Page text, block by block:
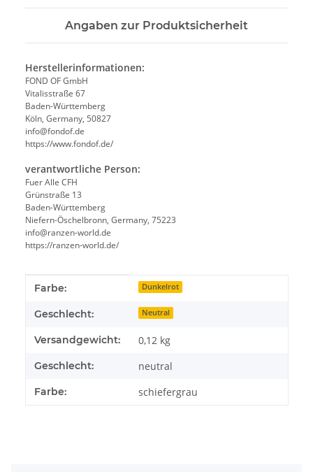
Angaben zur Produktsicherheit
Herstellerinformationen:
FOND OF GmbH
Vitalisstraße 67
Baden-Württemberg
Köln, Germany, 50827
info@fondof.de
https://www.fondof.de/
verantwortliche Person:
Fuer Alle CFH
Grünstraße 13
Baden-Württemberg
Niefern-Öschelbronn, Germany, 75223
info@ranzen-world.de
https://ranzen-world.de/
Produkteigenschaft
Wert
Farbe: Dunkelrot
Geschlecht: Neutral
Versandgewicht: 0,12 kg
Geschlecht: neutral
Farbe: schiefergrau